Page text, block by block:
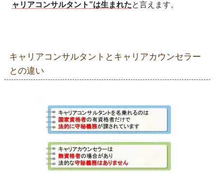
ャリアコンサルタント”は生まれたと言えます。
キャリアコンサルタントとキャリアカウンセラー
との違い